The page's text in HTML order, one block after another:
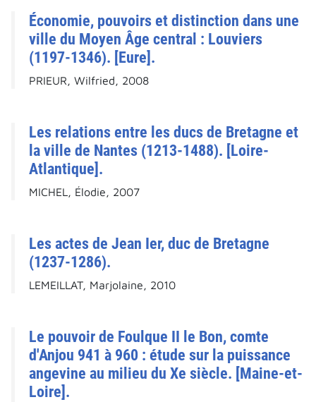
Économie, pouvoirs et distinction dans une
ville du Moyen Âge central : Louviers
(1197-1346). [Eure].
PRIEUR, Wilfried, 2008
Les relations entre les ducs de Bretagne et
la ville de Nantes (1213-1488). [Loire-
Atlantique].
MICHEL, Élodie, 2007
Les actes de Jean Ier, duc de Bretagne
(1237-1286).
LEMEILLAT, Marjolaine, 2010
Le pouvoir de Foulque II le Bon, comte
d'Anjou 941 à 960 : étude sur la puissance
angevine au milieu du Xe siècle. [Maine-et-
Loire].